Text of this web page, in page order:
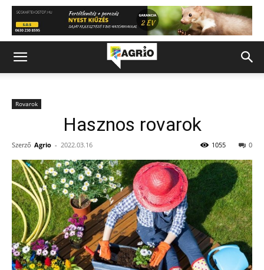
Rovarok
Hasznos rovarok
Szerző Agrio - 2022.03.16 0
1055